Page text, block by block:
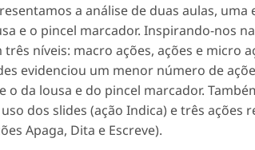
a análise de duas aulas,
e o pincel marcador. Inspirando-nos
três níveis: macro ações, ações e micro
evidenciou um menor número de
o da lousa e do pincel marcador.
dos slides (ação Indica) e três ações
Apaga, Dita e Escreve).